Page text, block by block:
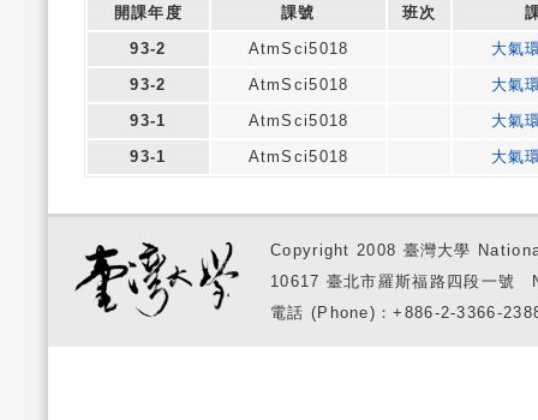
開課年度 課號 班次
93-2
AtmSci5018
大氣
93-2
AtmSci5018
大氣
93-1
AtmSci5018
大氣
93-1
AtmSci5018 大氣
Copyright 2008 臺灣大學
10617 臺北市羅斯福路四段一
電話 (Phone)：+886-2-3366-